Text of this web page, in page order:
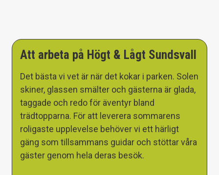
Att arbeta på Högt & Lågt Sundsvall
Det bästa vi vet är när det kokar i parken. Solen
skiner, glassen smälter och gästerna är glada,
taggade och redo för äventyr bland
trädtopparna. För att leverera sommarens
roligaste upplevelse behöver vi ett härligt
gäng som tillsammans guidar och stöttar våra
gäster genom hela deras besök.